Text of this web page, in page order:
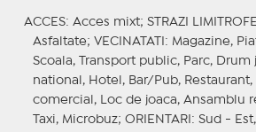
ACCES: Acces mixt; STRAZI LIMITROFE
Asfaltate; VECINATATI : Magazine,
Scoala, Transport public, Parc,
national, Hotel, Bar/Pub,
comercial, Loc de joaca, Ansamblu
Taxi, Microbuz; ORIENTARI : Sud -